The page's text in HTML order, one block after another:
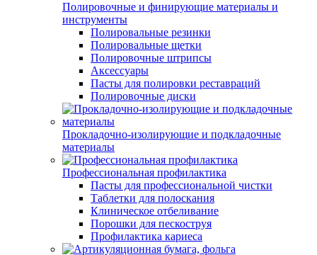
Полировочные и финирующие материалы и
инструменты
Полировальные резинки
Полировальные щетки
Полировочные штрипсы
Аксессуары
Пасты для полировки реставраций
Полировочные диски
Прокладочно-изолирующие и подкладочные
материалы
Профессиональная профилактика
Пасты для профессиональной чистки
Таблетки для полоскания
Клиническое отбеливание
Порошки для пескоструя
Профилактика кариеса